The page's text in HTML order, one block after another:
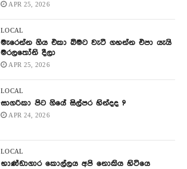
APR 25, 2026
LOCAL
මැරෙන්න ගිය එකා බිමට වැටී ගහන්න එපා යැයි
මරලතෝනි දීලා
APR 25, 2026
LOCAL
සාගරිකා පිට ගියේ සිල්පර හින්දද ?
APR 24, 2026
LOCAL
භාණ්ඩාගාර කොල්ලය අපි නොකිය හිටියෙ